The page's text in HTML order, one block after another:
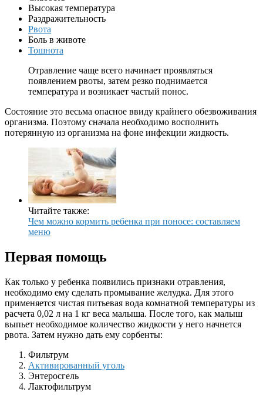
Высокая температура
Раздражительность
Рвота
Боль в животе
Тошнота
Отравление чаще всего начинает проявляться
появлением рвоты, затем резко поднимается
температура и возникает частый понос.
Состояние это весьма опасное ввиду крайнего обезвоживания
организма. Поэтому сначала необходимо восполнить
потерянную из организма на фоне инфекции жидкость.
Читайте также:
Чем можно кормить ребенка при поносе: составляем
меню
Первая помощь
Как только у ребенка появились признаки отравления,
необходимо ему сделать промывание желудка. Для этого
применяется чистая питьевая вода комнатной температуры из
расчета 0,02 л на 1 кг веса малыша. После того, как малыш
выпьет необходимое количество жидкости у него начнется
рвота. Затем нужно дать ему сорбенты:
Фильтрум
Активированный уголь
Энтеросгель
Лактофильтрум